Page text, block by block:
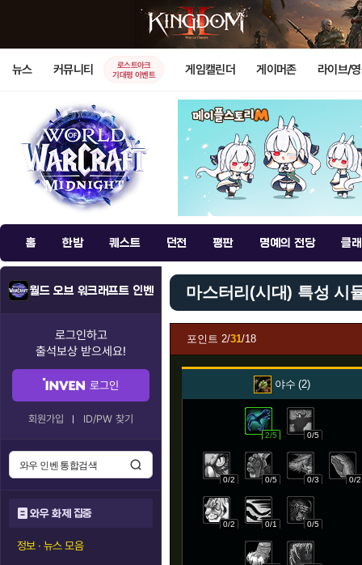
뉴스 커뮤니티
로스트아크
기대평 이벤트
게임캘린더 게이머존 라이브/
홈 한밤 퀘스트 던전 평판 명예의 전당 클
월드 오브 워크래프트 인벤
로그인하고
출석보상 받으세요!
로그인
회원가입 ID/PW 찾기
와우 화제 집중
정보 · 뉴스 모음
마스터리(시대) 특성 시
포인트 2/31/18
야수 2
2/5 0/5
0/2 0/5 0/3 0/2
0/2 0/1 0/5